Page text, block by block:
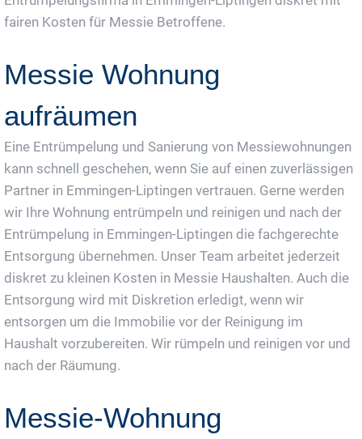
fairen Kosten für Messie Betroffene.
Messie Wohnung
aufräumen
Eine Entrümpelung und Sanierung von Messiewohnungen
kann schnell geschehen, wenn Sie auf einen zuverlässigen
Partner in Emmingen-Liptingen vertrauen. Gerne werden
wir Ihre Wohnung entrümpeln und reinigen und nach der
Entrümpelung in Emmingen-Liptingen die fachgerechte
Entsorgung übernehmen. Unser Team arbeitet jederzeit
diskret zu kleinen Kosten in Messie Haushalten. Auch die
Entsorgung wird mit Diskretion erledigt, wenn wir
entsorgen um die Immobilie vor der Reinigung im
Haushalt vorzubereiten. Wir rümpeln und reinigen vor und
nach der Räumung.
Messie-Wohnung